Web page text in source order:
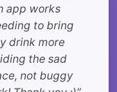
app works
to bring
drink more
the sad
not buggy